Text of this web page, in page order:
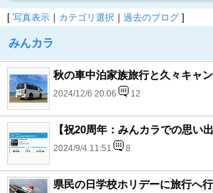
[ 写真表示 ｜ カテゴリ選択 ｜ 過去のブログ ]
みんカラ
秋の車中泊家族旅行と久々キャ
2024/12/6 20:06 12
【祝20周年：みんカラでの思い出
2024/9/4 11:51 8
県民の日学校ホリデーに旅行へ